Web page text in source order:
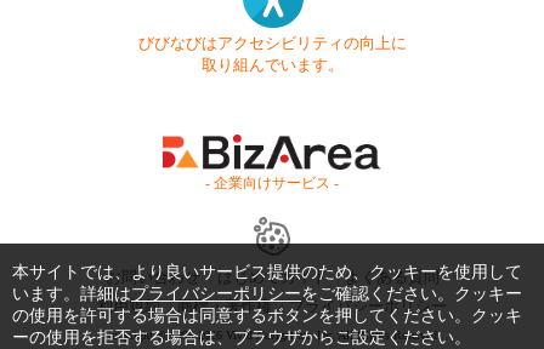
びびなびはアクセシビリティの向上に
取り組んでいます。
- 企業向けサービス -
お問い合わせ はじめてガイド
よくある質問
利用規約
商標・著作権 プライバシーポリシー
Copyright © 1999-2026 Vivid Navigation, Inc. All Rights Reserved.
本サイトでは、より良いサービス提供のため、クッキーを使用して
います。詳細はプライバシーポリシーをご確認ください。クッキー
の使用を許可する場合は同意するボタンを押してください。クッキ
ーの使用を拒否する場合は、ブラウザからご設定ください。